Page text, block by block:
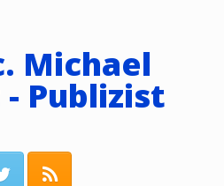
Michael
Publizist